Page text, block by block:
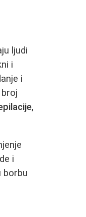
ljudi
i
i
,
i
borbu